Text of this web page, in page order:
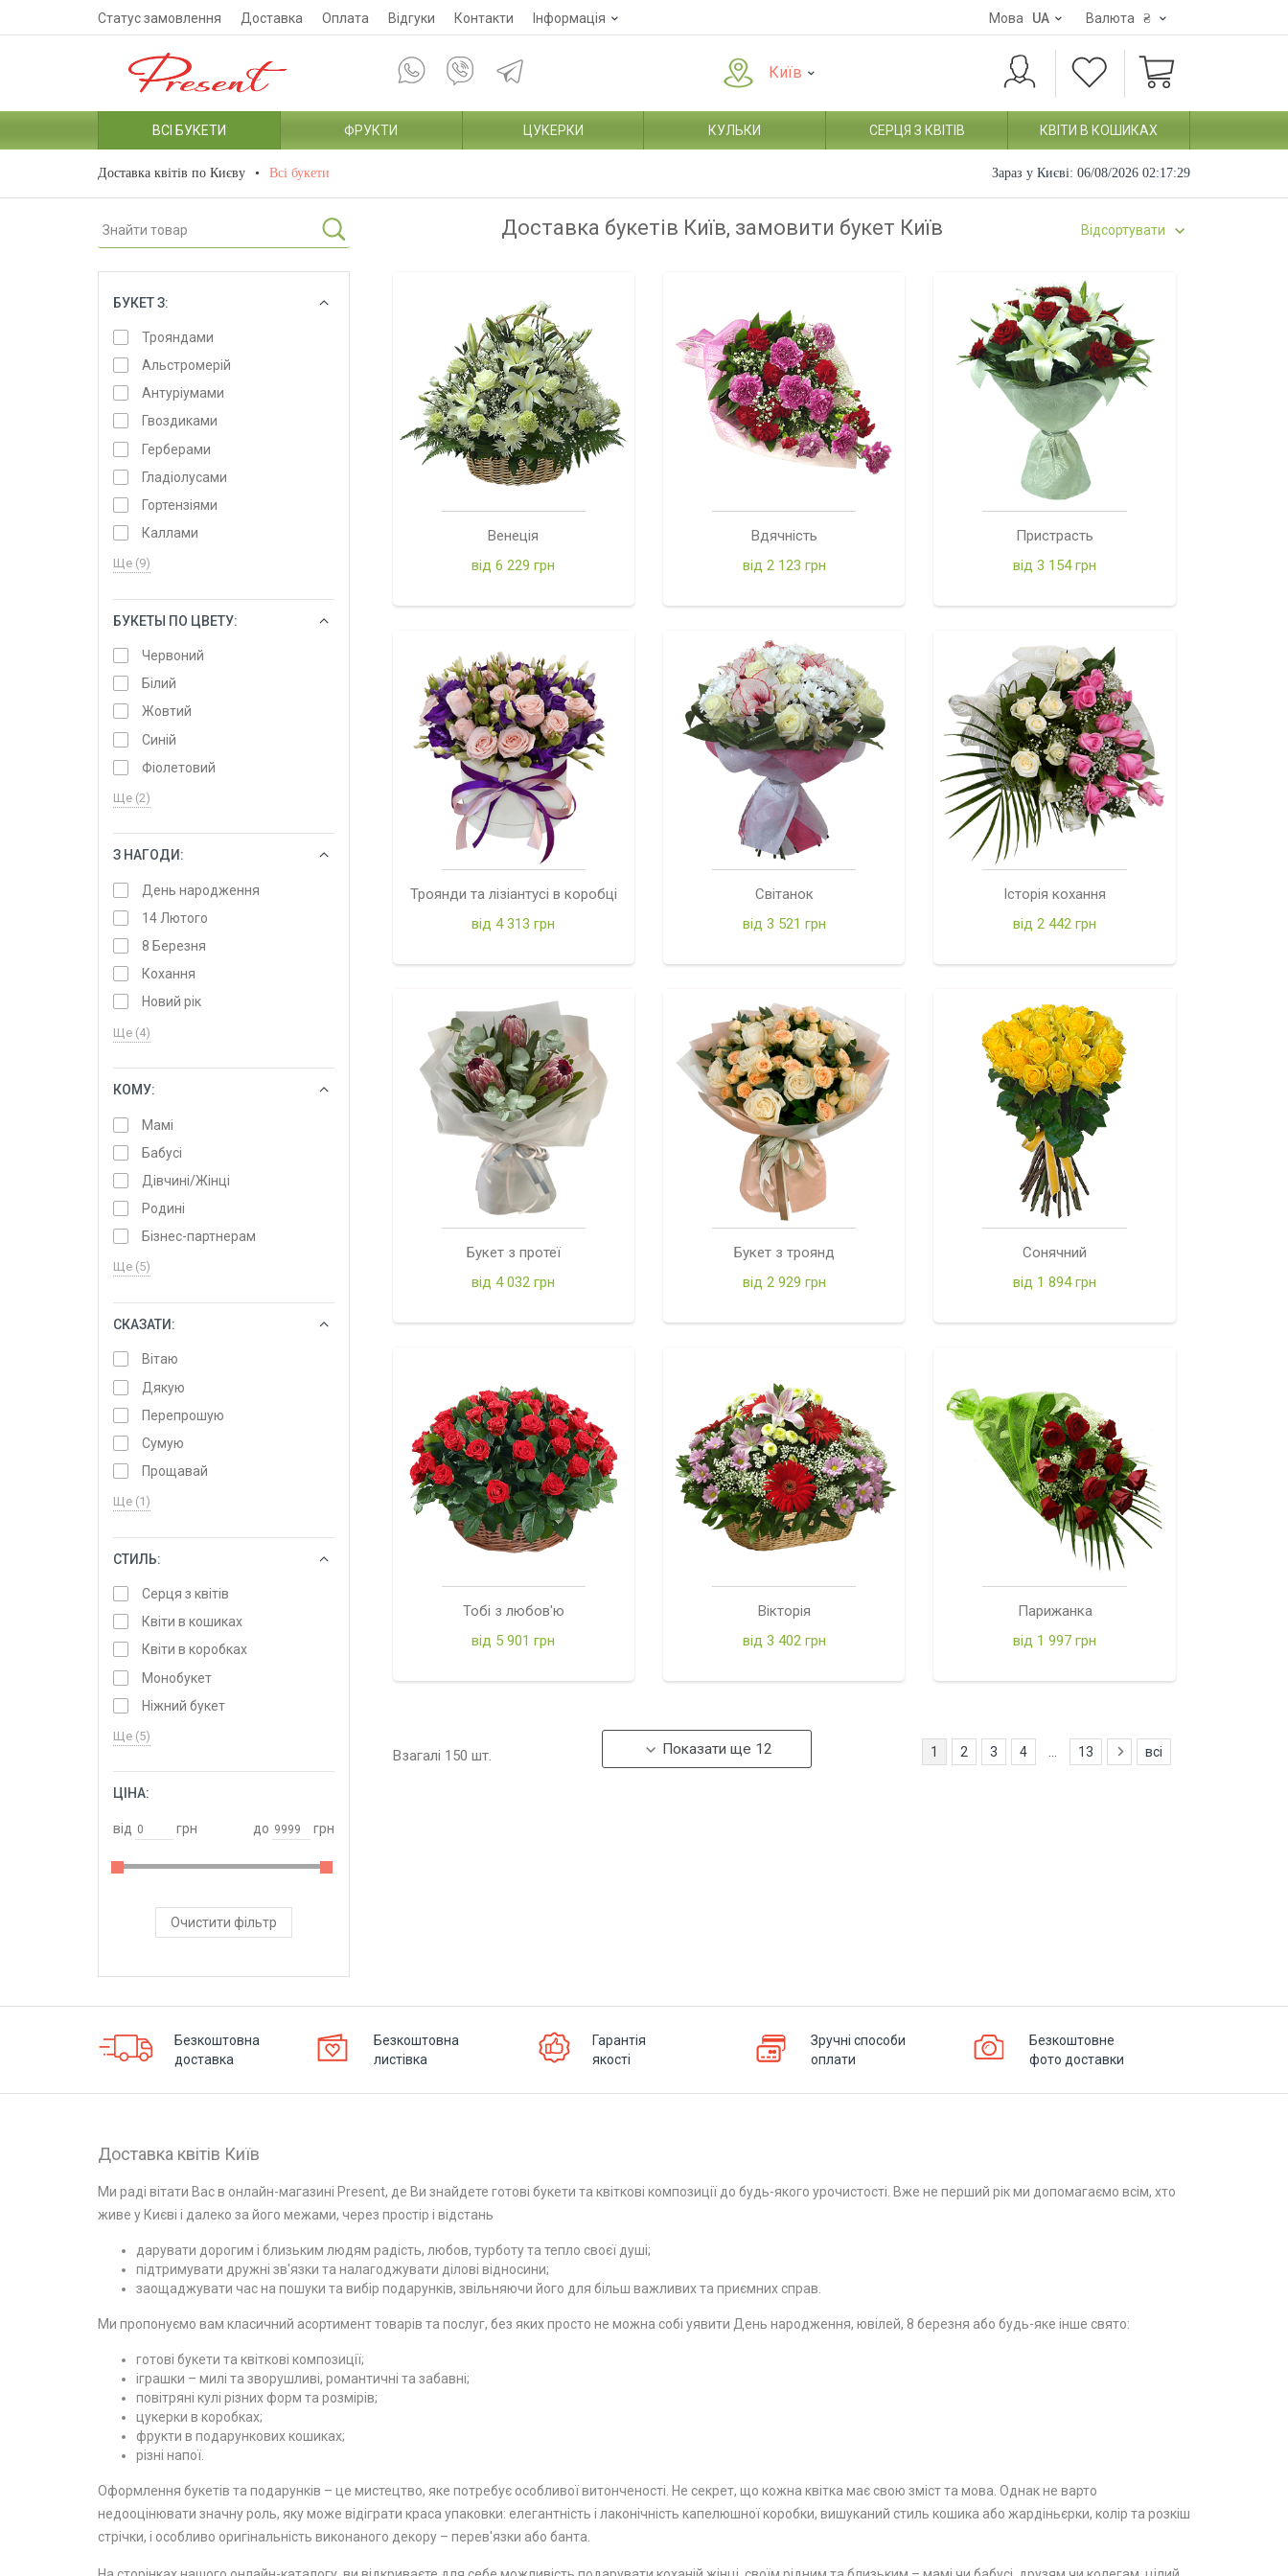
Статус замовлення Доставка Оплата Відгуки Контакти Інформація Мова UA Валюта ₴
Київ
ВСІ БУКЕТИ ФРУКТИ ЦУКЕРКИ КУЛЬКИ СЕРЦЯ З КВІТІВ КВІТИ В КОШИКАХ
Доставка квітів по Києву Всі букети Зараз у Києві: 06/08/2026 02:17:30
БУКЕТ З:
Трояндами
Альстромерій
Антуріумами
Гвоздиками
Герберами
Гладіолусами
Гортензіями
Каллами
Ще (9)
БУКЕТЫ ПО ЦВЕТУ:
Червоний
Білий
Жовтий
Синій
Фіолетовий
Ще (2)
З НАГОДИ:
День народження
14 Лютого
8 Березня
Кохання
Новий рік
Ще (4)
КОМУ:
Мамі
Бабусі
Дівчині/Жінці
Родині
Бізнес-партнерам
Ще (5)
СКАЗАТИ:
Вітаю
Дякую
Перепрошую
Сумую
Прощавай
Ще (1)
СТИЛЬ:
Серця з квітів
Квіти в кошиках
Квіти в коробках
Монобукет
Ніжний букет
Ще (5)
ЦІНА:
від грн до грн
Очистити фільтр
Доставка букетів Київ, замовити букет Київ Відсортувати
Венеція
від 6 229 грн
Вдячність
від 2 123 грн
Пристрасть
від 3 154 грн
Троянди та лізіантусі в коробці
від 4 313 грн
Світанок
від 3 521 грн
Історія кохання
від 2 442 грн
Букет з протеї
від 4 032 грн
Букет з троянд
від 2 929 грн
Сонячний
від 1 894 грн
Тобі з любов'ю
від 5 901 грн
Вікторія
від 3 402 грн
Парижанка
від 1 997 грн
Взагалі 150 шт. Показати ще 12 1 2 3 4 13 всі
Безкоштовна
доставка
Безкоштовна
листівка
Гарантія
якості
Зручні способи
оплати
Безкоштовне
фото доставки
Доставка квітів Київ
Ми раді вітати Вас в онлайн-магазині Present, де Ви знайдете готові букети та квіткові композиції до будь-якого урочистості. Вже не перший рік ми допомагаємо всім, хто
живе у Києві і далеко за його межами, через простір і відстань
дарувати дорогим і близьким людям радість, любов, турботу та тепло своєї душі;
підтримувати дружні зв'язки та налагоджувати ділові відносини;
заощаджувати час на пошуки та вибір подарунків, звільняючи його для більш важливих та приємних справ.
Ми пропонуємо вам класичний асортимент товарів та послуг, без яких просто не можна собі уявити День народження, ювілей, 8 березня або будь-яке інше свято:
готові букети та квіткові композиції;
іграшки – милі та зворушливі, романтичні та забавні;
повітряні кулі різних форм та розмірів;
цукерки в коробках;
фрукти в подарункових кошиках;
різні напої.
Оформлення букетів та подарунків – це мистецтво, яке потребує особливої ​​витонченості. Не секрет, що кожна квітка має свою зміст та мова. Однак не варто
недооцінювати значну роль, яку може відіграти краса упаковки: елегантність і лаконічність капелюшної коробки, вишуканий стиль кошика або жардіньєрки, колір та розкіш
стрічки, і особливо оригінальність виконаного декору – перев'язки або банта.